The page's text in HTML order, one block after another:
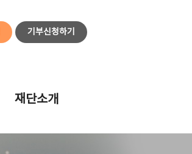
기부신청하기
재단소개